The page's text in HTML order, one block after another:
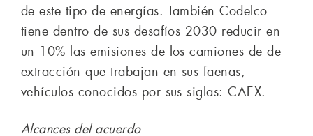
de este tipo de energías. También Codelco
tiene dentro de sus desafíos 2030 reducir en
un 10% las emisiones de los camiones de de
extracción que trabajan en sus faenas,
vehículos conocidos por sus siglas: CAEX.
Alcances del acuerdo